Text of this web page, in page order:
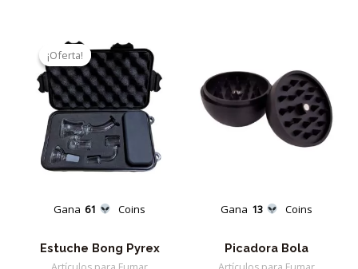
¡Oferta!
Gana 61 Coins
¡Oferta!
Estuche Bong Pyrex
Gana 13 Coins
Picadora Bola